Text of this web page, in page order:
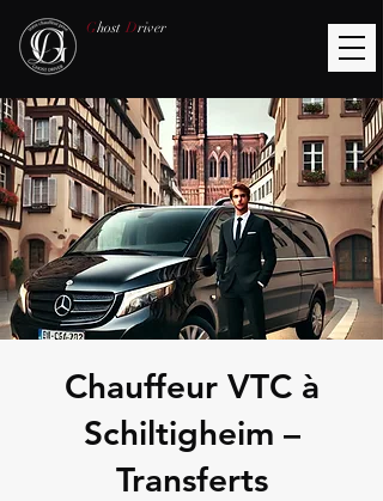
Ghost Driver
Chauffeur VTC à
Schiltigheim –
Transferts